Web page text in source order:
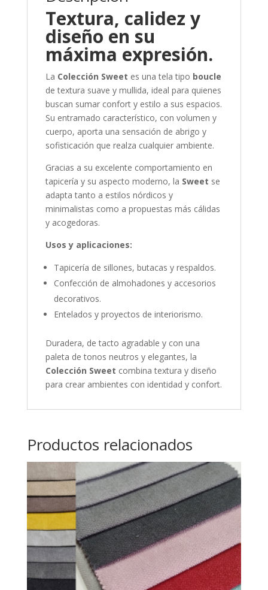
Textura, calidez y
diseño en su
máxima expresión.
La Colección Sweet es una tela tipo boucle
de textura suave y mullida, ideal para quienes
buscan sumar confort y estilo a sus espacios.
Su entramado característico, con volumen y
cuerpo, aporta una sensación de abrigo y
sofisticación que realza cualquier ambiente.
Gracias a su excelente comportamiento en
tapicería y su aspecto moderno, la Sweet se
adapta tanto a estilos nórdicos y
minimalistas como a propuestas más cálidas
y acogedoras.
Usos y aplicaciones:
Tapicería de sillones, butacas y respaldos.
Confección de almohadones y accesorios
decorativos.
Entelados y proyectos de interiorismo.
Duradera, de tacto agradable y con una
paleta de tonos neutros y elegantes, la
Colección Sweet combina textura y diseño
para crear ambientes con identidad y confort.
Productos relacionados